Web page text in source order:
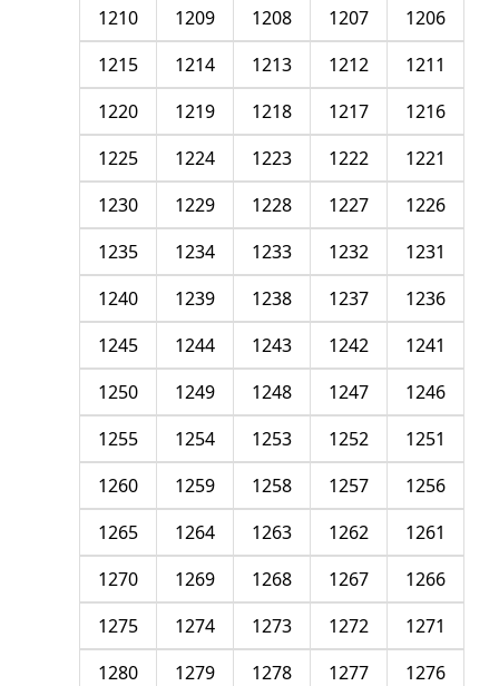
1206
1207
1208
1209
1210
1211
1212
1213
1214
1215
1216
1217
1218
1219
1220
1221
1222
1223
1224
1225
1226
1227
1228
1229
1230
1231
1232
1233
1234
1235
1236
1237
1238
1239
1240
1241
1242
1243
1244
1245
1246
1247
1248
1249
1250
1251
1252
1253
1254
1255
1256
1257
1258
1259
1260
1261
1262
1263
1264
1265
1266
1267
1268
1269
1270
1271
1272
1273
1274
1275
1276
1277
1278
1279
1280